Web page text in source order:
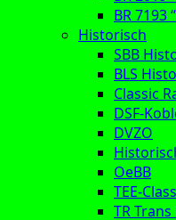
BR 7193
Historisch
SBB
BLS
Classic
DSF-
DVZO
OeBB
TEE-
TR Trans